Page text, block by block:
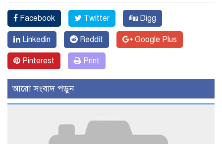
Facebook Twitter Digg
Linkedin Reddit Google Plus
Pinterest Print
আরো সংবাদ পড়ুন